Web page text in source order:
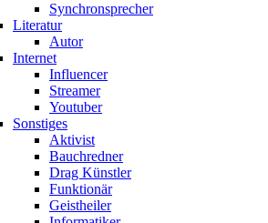
Synchronsprecher
Literatur
Autor
Internet
Influencer
Streamer
Youtuber
Sonstiges
Aktivist
Bauchredner
Drag Künstler
Funktionär
Geistheiler